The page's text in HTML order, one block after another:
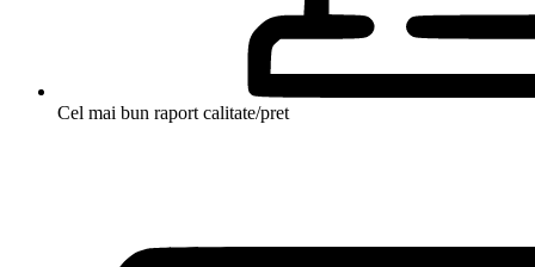
Cel mai bun raport calitate/pret